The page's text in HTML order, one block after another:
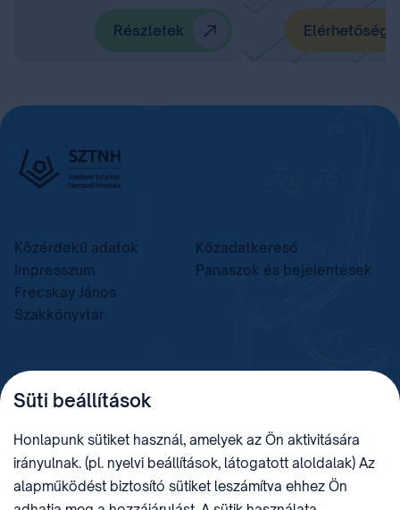
Részletek
Közérdekű adatok
Közadatkereső
Impresszum
Panaszok és bejelentések
Frecskay János
Szakkönyvtár
TELEFON
+36 (1) 312 4400
sztnh@hipo.gov.hu 15311746-2-42
CÍM
1081 Budapest II. János
HIVATAL RÖVID NEVE
SZTNHOPS, KRID:
Süti beállítások
Honlapunk sütiket használ, amelyek az Ön aktivitására
irányulnak. (pl. nyelvi beállítások, látogatott aloldalak) Az
alapműködést biztosító sütiket leszámítva ehhez Ön